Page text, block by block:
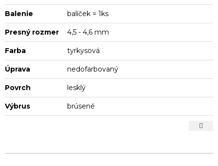
Balenie balíček = 1ks
Presný rozmer 4,5 - 4,6 mm
Farba tyrkysová
Úprava nedofarbovaný
Povrch lesklý
Výbrus brúsené